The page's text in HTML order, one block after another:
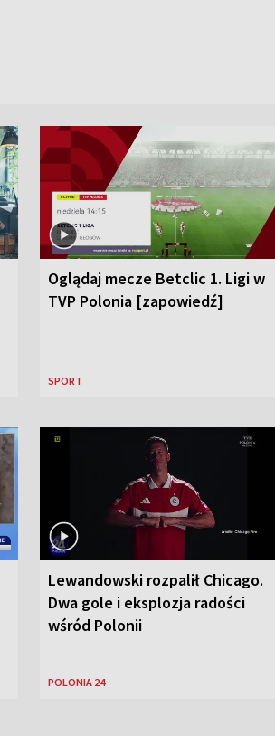
Oglądaj mecze Betclic 1. Ligi w
TVP Polonia [zapowiedź]
SPORT
Lewandowski rozpalił Chicago.
Dwa gole i eksplozja radości
wśród Polonii
POLONIA 24